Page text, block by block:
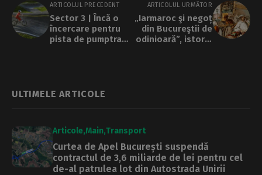
ARTICOLUL PRECEDENT
Sector 3 | Încă o
încercare pentru
pista de pumptrack
ARTICOLUL URMĂTOR
„Iarmaroc şi negoț
din Bucureştii de
odinioară”, istoria
ULTIMELE ARTICOLE
Articole Main Transport
Curtea de Apel București suspendă
contractul de 3,6 miliarde de lei pentru cel
de-al patrulea lot din Autostrada Unirii